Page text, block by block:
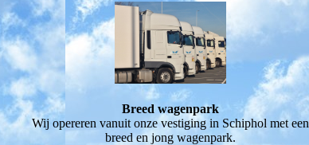
Breed wagenpark
Wij opereren vanuit onze vestiging in Schiphol met een
breed en jong wagenpark.